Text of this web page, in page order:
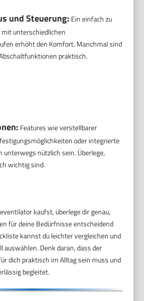
und Steuerung: Ein einfach zu
unterschiedlichen
erhöht den Komfort. Manchmal sind
praktisch.
Features wie verstellbarer
oder integrierte
unterwegs nützlich sein. Überlege,
wichtig sind.
kaufst, überlege dir genau,
für deine Bedürfnisse entscheidend
kannst du leichter vergleichen und
auswählen. Denk daran, dass der
dich praktisch im Alltag sein muss und
begleitet.